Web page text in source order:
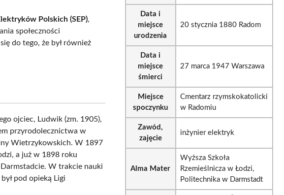
Polskich (SEP),
społeczności
do tego, że był również
ojciec, Ludwik (zm. 1905),
przyrodolecznictwa w
Wietrzykowskich. W 1897
a już w 1898 roku
W trakcie nauki
pod opieką Ligi
Data i
miejsce
urodzenia
20 stycznia 1880 Radom
Data i
miejsce
śmierci
27 marca 1947 Warszawa
Miejsce
spoczynku
Cmentarz rzymskokatolicki
w Radomiu
Zawód,
zajęcie
inżynier elektryk
Alma Mater
Wyższa Szkoła
Rzemieślnicza w Łodzi,
Politechnika w Darmstadt